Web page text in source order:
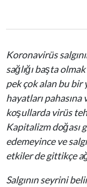
Koronavirüs
sağlığı başta
pek çok alan bu bir
hayatları
koşullarda virüs
Kapitalizm doğası
edemeyince ve
etkiler de gittikçe
Salgının seyrini